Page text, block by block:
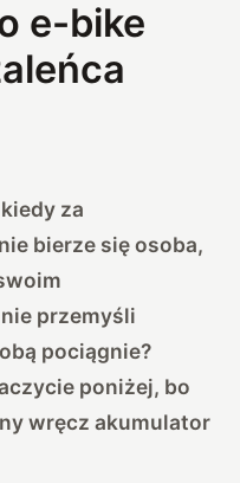
e-bike
za
bierze się osoba,
przemyśli
pociągnie?
poniżej, bo
wręcz akumulator